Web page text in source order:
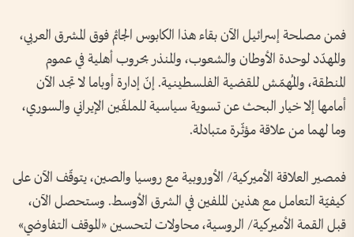
فمن مصلحة إسرائيل الآن بقاء هذا الكابوس الجاثم فوق المشرق العربي،
والمهدّد لوحدة الأوطان والشعوب، والمنذر بحروب أهلية في عموم
المنطقة، والمُهمّش للقضية الفلسطينية. إنّ إدارة أوباما لا تجد الآن
أمامها إلا خيار البحث عن تسوية سياسية للملفّين الإيراني والسوري،
وما لهما من علاقة مؤثّرة متبادلة.
فمصير العلاقة الأميركية/ الأوروبية مع روسيا والصين، يتوقّف الآن على
كيفيّة التعامل مع هذين الملفين في الشرق الأوسط. وستحصل الآن،
قبل القمة الأميركية/ الروسية، محاولات لتحسين «الموقف التفاوضي»